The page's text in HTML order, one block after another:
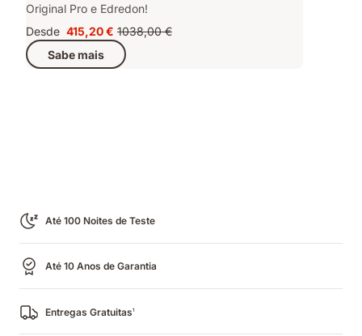
Original Pro e Edredon!
Desde Preço
415,20 €
415,20 € Preço
original
1038,00 €
1038,00 €
Sabe mais
Até 100 Noites de Teste
Até 10 Anos de Garantia
Entregas Gratuitas1